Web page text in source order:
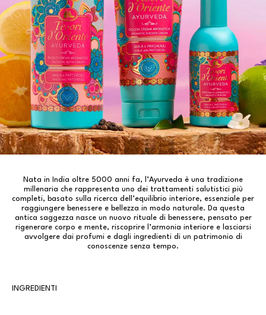
Nata in India oltre 5000 anni fa, l’Ayurveda è una tradizione
millenaria che rappresenta uno dei trattamenti salutistici più
completi, basato sulla ricerca dell’equilibrio interiore, essenziale per
raggiungere benessere e bellezza in modo naturale. Da questa
antica saggezza nasce un nuovo rituale di benessere, pensato per
rigenerare corpo e mente, riscoprire l’armonia interiore e lasciarsi
avvolgere dai profumi e dagli ingredienti di un patrimonio di
conoscenze senza tempo.
INGREDIENTI